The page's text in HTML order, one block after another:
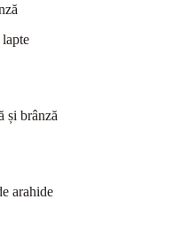
și brânză
arahide